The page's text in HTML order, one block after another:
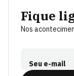
Fique
Nos
Seu e-mail